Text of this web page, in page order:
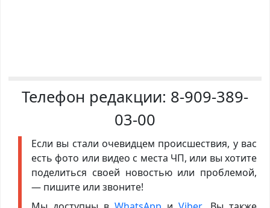
Телефон редакции: 8-909-389-
03-00
Если вы стали очевидцем происшествия, у вас
есть фото или видео с места ЧП, или вы хотите
поделиться своей новостью или проблемой,
— пишите или звоните!